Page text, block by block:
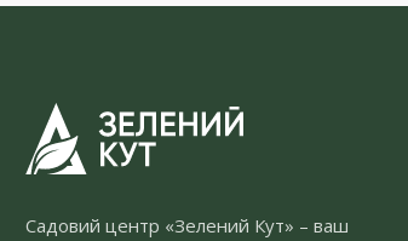
Садовий центр «Зелений Кут» – ваш